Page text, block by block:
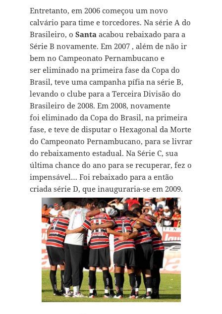
Entretanto, em 2006 começou um novo
calvário para time e torcedores. Na série A do
Brasileiro, o Santaacabou rebaixado para a
Série B novamente. Em 2007 , além de não ir
bem no Campeonato Pernambucano e
ser eliminado na primeira fase da Copa do
Brasil, teve uma campanha pífia na série B,
levando o clube para a Terceira Divisão do
Brasileiro de 2008. Em 2008, novamente
foi eliminado da Copa do Brasil, na primeira
fase, e teve de disputar o Hexagonal da Morte
do Campeonato Pernambucano, para se livrar
do rebaixamento estadual. Na Série C, sua
última chance do ano para se recuperar, fez o
impensável… Foi rebaixado para a então
criada série D, que inauguraria-se em 2009.